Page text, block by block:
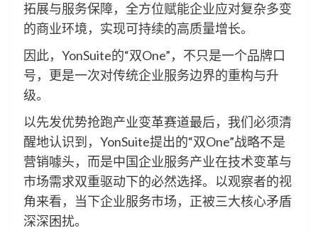
拓展与服务保障，全方位赋能企业应对复杂多变
的商业环境，实现可持续的高质量增长。
因此，YonSuite的“双One”，不只是一个品牌口
号，更是一次对传统企业服务边界的重构与升
级。
以先发优势抢跑产业变革赛道最后，我们必须清
醒地认识到，YonSuite提出的“双One”战略不是
营销噱头，而是中国企业服务产业在技术变革与
市场需求双重驱动下的必然选择。以观察者的视
角来看，当下企业服务市场，正被三大核心矛盾
深深困扰。